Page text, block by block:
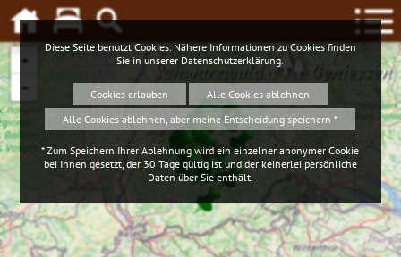
Schwarzwald Geniessen
+
−
Diese Seite benutzt Cookies. Nähere Informationen zu Cookies finden
Sie in unserer Datenschutzerklärung
Cookies erlauben
Alle Cookies ablehnen
Alle Cookies ablehnen, aber meine Entscheidung speichern *
* Zum Speichern Ihrer Ablehnung wird ein einzelner anonymer Cookie
bei Ihnen gesetzt, der 30 Tage gültig ist und der keinerlei persönliche
Daten über Sie enthält.